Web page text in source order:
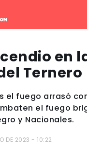
en
Ternero
el fuego arrasó
el fuego
y Nacionales.
DE 2023 - 10:22